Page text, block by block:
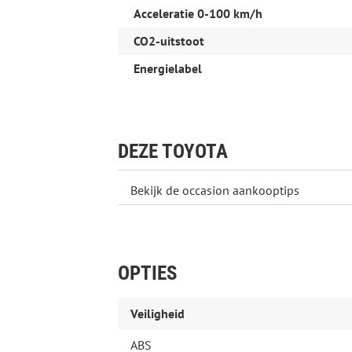
Emissieklasse:Euro 6d-TEMP
BOVAG Afleverbeurt:
Dit afleverpakket bevat: Toyota Plus
Acceleratie 0-100 km/h
CO2-uitstoot
Energielabel
DEZE TOYOTA
Bekijk de occasion aankooptips
OPTIES
Veiligheid
ABS